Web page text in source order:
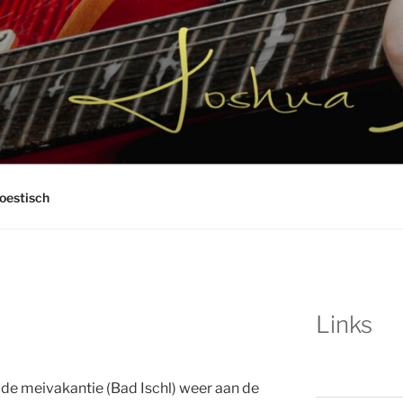
GITAAR
meivakantie (Bad Ischl) weer aan de
Links